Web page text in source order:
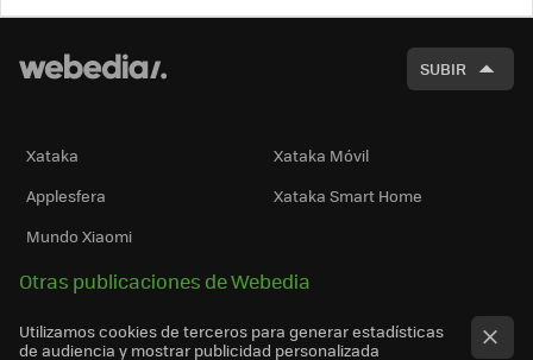
SUBIR
Xataka
Xataka Móvil
Applesfera
Xataka Smart Home
Mundo Xiaomi
Otras publicaciones de Webedia
Utilizamos cookies de terceros para generar estadísticas
de audiencia y mostrar publicidad personalizada